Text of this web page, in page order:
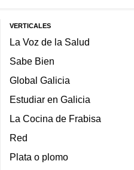
VERTICALES
La Voz de la Salud
Sabe Bien
Global Galicia
Estudiar en Galicia
La Cocina de Frabisa
Red
Plata o plomo